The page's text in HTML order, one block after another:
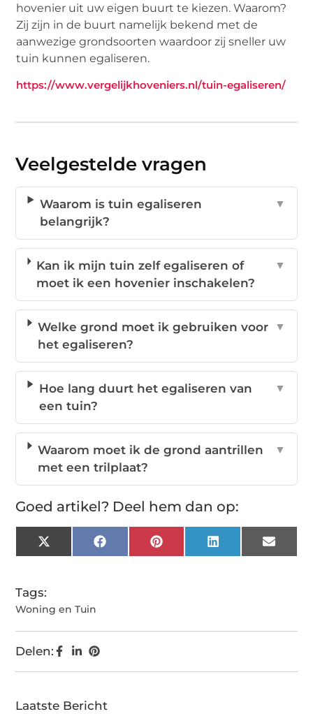
hovenier uit uw eigen buurt te kiezen. Waarom?
Zij zijn in de buurt namelijk bekend met de
aanwezige grondsoorten waardoor zij sneller uw
tuin kunnen egaliseren.
https://www.vergelijkhoveniers.nl/tuin-egaliseren/
Veelgestelde vragen
Waarom is tuin egaliseren
belangrijk?
▼
Kan ik mijn tuin zelf egaliseren of
moet ik een hovenier inschakelen?
▼
Welke grond moet ik gebruiken voor
het egaliseren?
▼
Hoe lang duurt het egaliseren van
een tuin?
▼
Waarom moet ik de grond aantrillen
met een trilplaat?
▼
Goed artikel? Deel hem dan op:
X
(Twitter)
FacebookPinterest LinkedIn Email
Tags:
Woning en Tuin
Delen:
Laatste Bericht